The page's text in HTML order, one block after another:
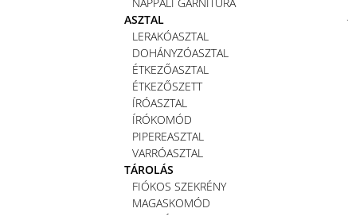
ASZTAL
LERAKÓASZTAL
DOHÁNYZÓASZTAL
ÉTKEZŐASZTAL
ÉTKEZŐSZETT
ÍRÓASZTAL
ÍRÓKOMÓD
PIPEREASZTAL
VARRÓASZTAL
TÁROLÁS
FIÓKOS SZEKRÉNY
MAGASKOMÓD